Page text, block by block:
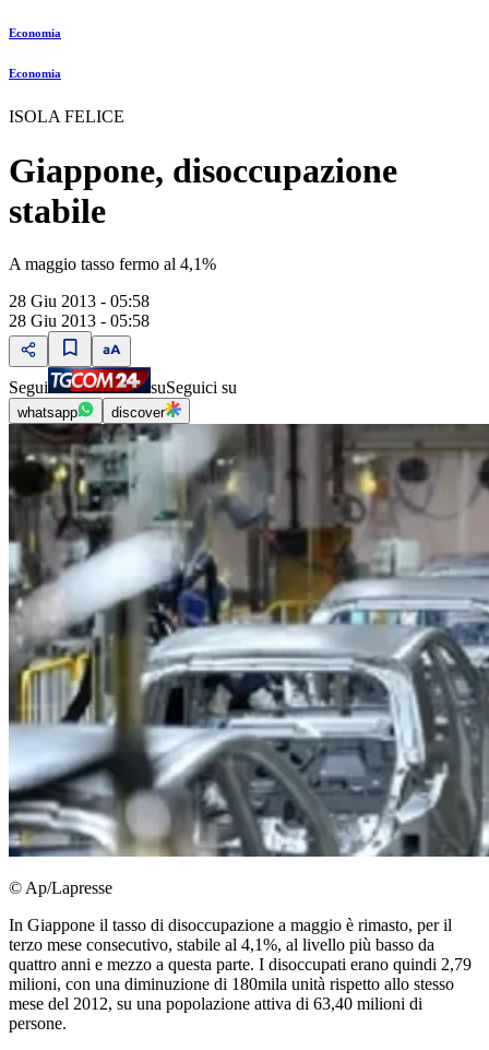
Economia
Economia
ISOLA FELICE
Giappone, disoccupazione
stabile
A maggio tasso fermo al 4,1%
28 Giu 2013 - 05:58
28 Giu 2013 - 05:58
Segui suSeguici su
whatsapp discover
© Ap/Lapresse
In Giappone il tasso di disoccupazione a maggio è rimasto, per il
terzo mese consecutivo, stabile al 4,1%, al livello più basso da
quattro anni e mezzo a questa parte. I disoccupati erano quindi 2,79
milioni, con una diminuzione di 180mila unità rispetto allo stesso
mese del 2012, su una popolazione attiva di 63,40 milioni di
persone.